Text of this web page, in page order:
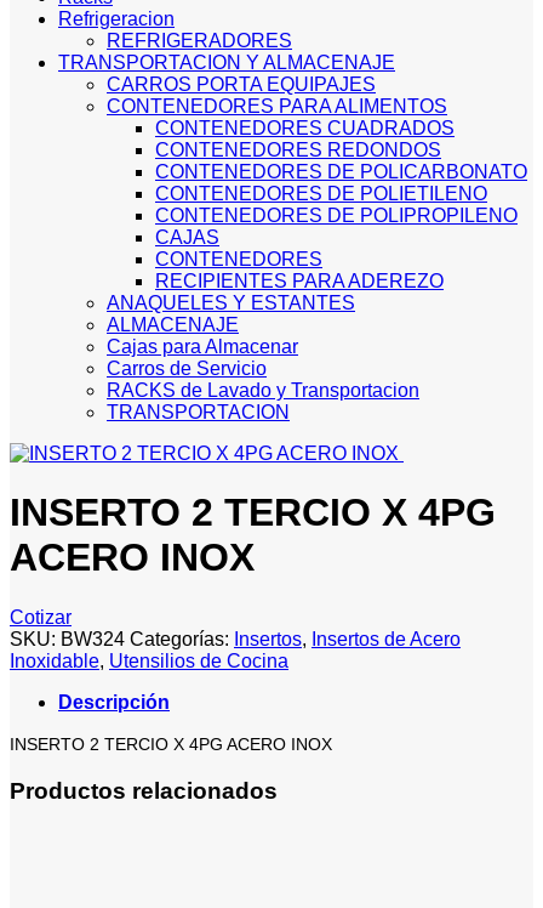
Refrigeracion
REFRIGERADORES
TRANSPORTACION Y ALMACENAJE
CARROS PORTA EQUIPAJES
CONTENEDORES PARA ALIMENTOS
CONTENEDORES CUADRADOS
CONTENEDORES REDONDOS
CONTENEDORES DE POLICARBONATO
CONTENEDORES DE POLIETILENO
CONTENEDORES DE POLIPROPILENO
CAJAS
CONTENEDORES
RECIPIENTES PARA ADEREZO
ANAQUELES Y ESTANTES
ALMACENAJE
Cajas para Almacenar
Carros de Servicio
RACKS de Lavado y Transportacion
TRANSPORTACION
INSERTO 2 TERCIO X 4PG
ACERO INOX
Cotizar
SKU: BW324 Categorías: Insertos, Insertos de Acero
Inoxidable, Utensilios de Cocina
Descripción
INSERTO 2 TERCIO X 4PG ACERO INOX
Productos relacionados